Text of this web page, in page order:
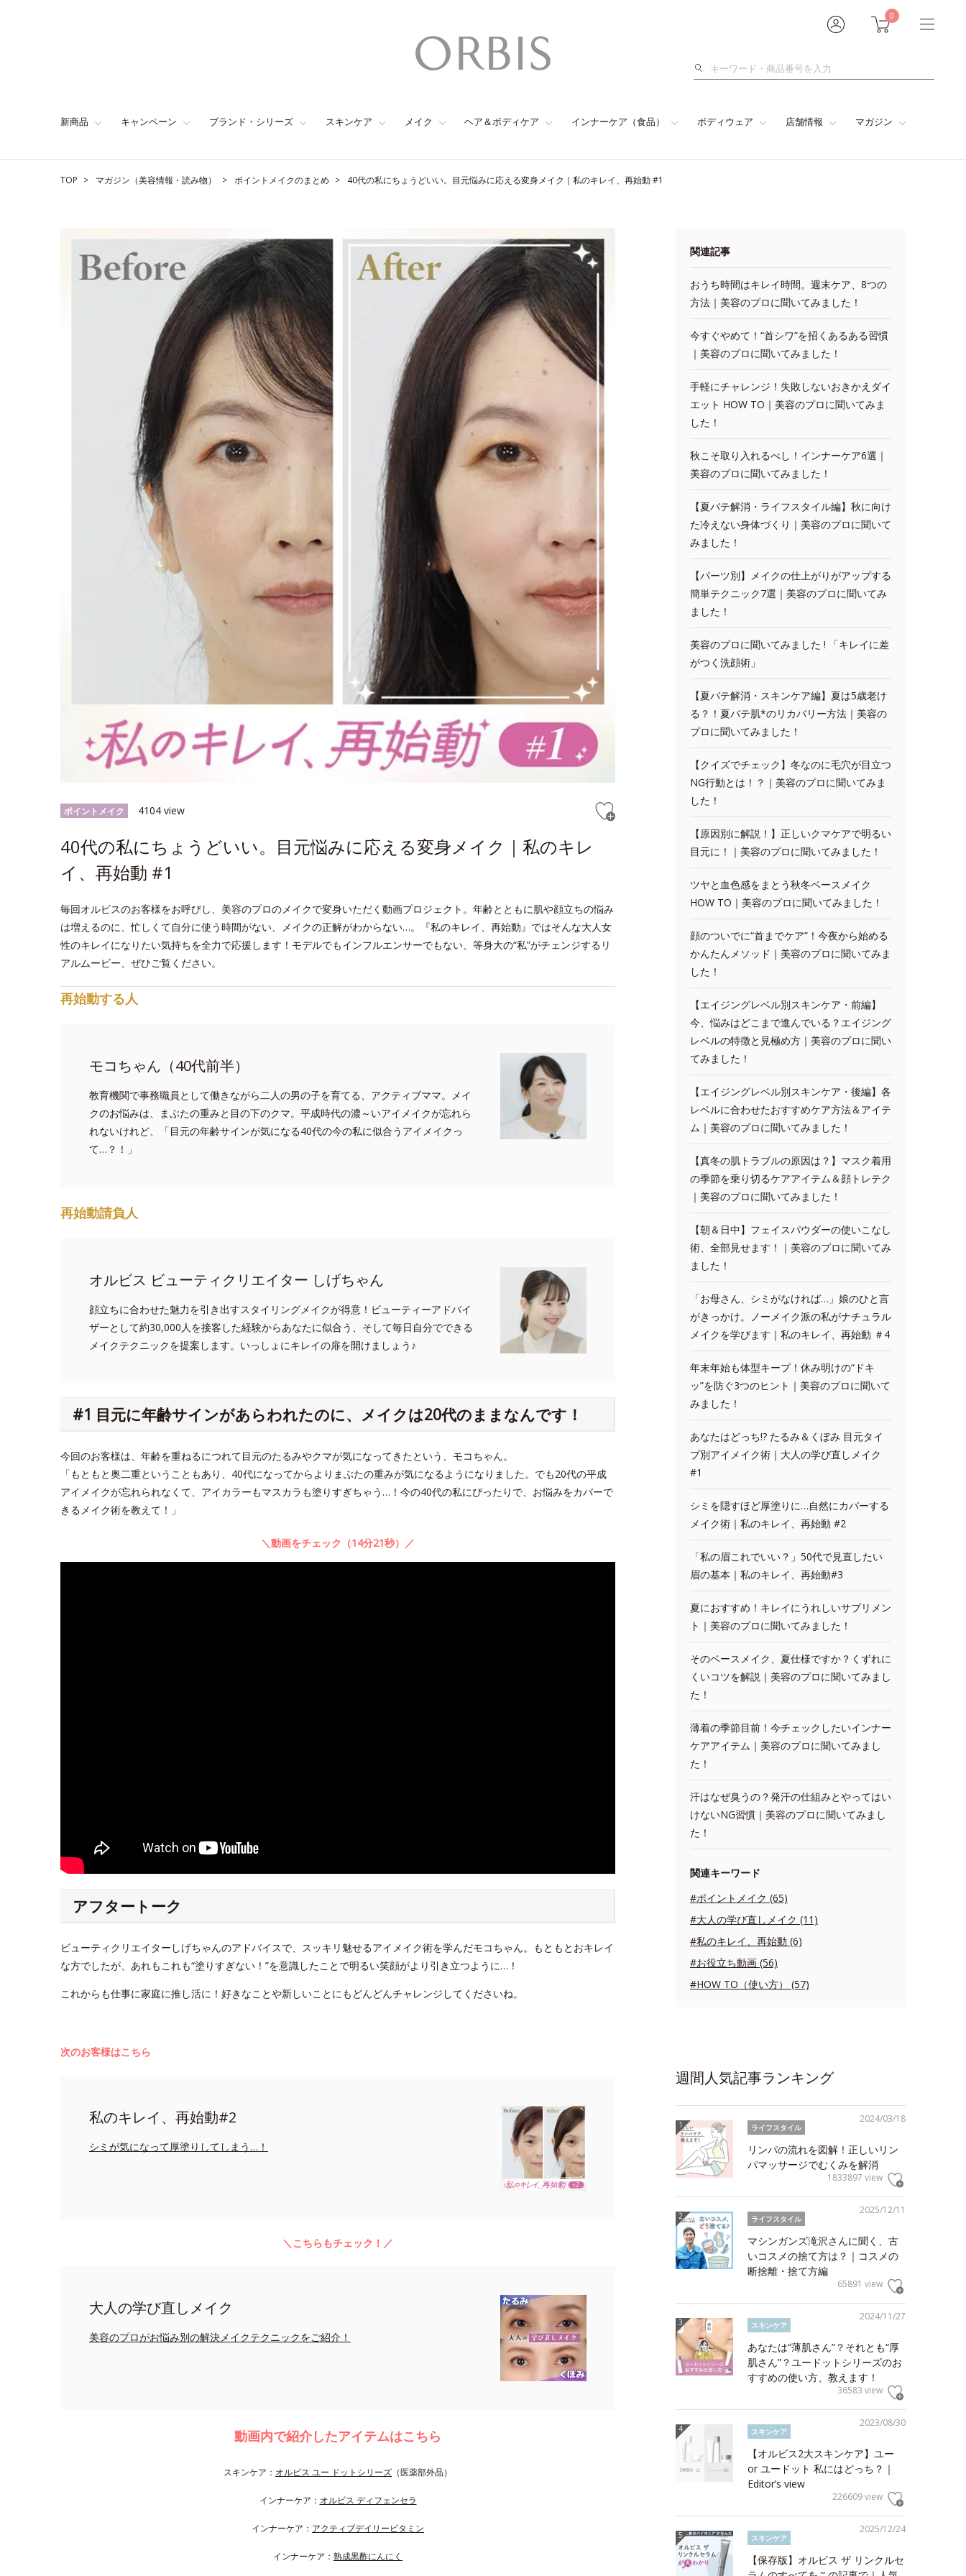
0
検
新商品 キャンペーン ブランド・シリーズ スキンケア メイク ヘア＆ボディケア インナーケア（食品） ボディウェア 店舗情報 マガジン
TOP マガジン（美容情報・読み物） ポイントメイクのまとめ 40代の私にちょうどいい。目元悩みに応える変身メイク｜私のキレイ、再始動 #1
ポイントメイク 4104 view
40代の私にちょうどいい。目元悩みに応える変身メイク｜私のキレ
イ、再始動 #1
毎回オルビスのお客様をお呼びし、美容のプロのメイクで変身いただく動画プロジェクト。年齢とともに肌や顔立ちの悩み
は増えるのに、忙しくて自分に使う時間がない、メイクの正解がわからない…。『私のキレイ、再始動』ではそんな大人女
性のキレイになりたい気持ちを全力で応援します！モデルでもインフルエンサーでもない、等身大の“私”がチェンジするリ
アルムービー、ぜひご覧ください。
再始動する人
モコちゃん（40代前半）
教育機関で事務職員として働きながら二人の男の子を育てる、アクティブママ。メイ
クのお悩みは、まぶたの重みと目の下のクマ。平成時代の濃～いアイメイクが忘れら
れないけれど、「目元の年齢サインが気になる40代の今の私に似合うアイメイクっ
て…？！」
再始動請負人
オルビス ビューティクリエイター しげちゃん
顔立ちに合わせた魅力を引き出すスタイリングメイクが得意！ビューティーアドバイ
ザーとして約30,000人を接客した経験からあなたに似合う、そして毎日自分でできる
メイクテクニックを提案します。いっしょにキレイの扉を開けましょう♪
#1 目元に年齢サインがあらわれたのに、メイクは20代のままなんです！
今回のお客様は、年齢を重ねるにつれて目元のたるみやクマが気になってきたという、モコちゃん。
「もともと奥二重ということもあり、40代になってからよりまぶたの重みが気になるようになりました。でも20代の平成
アイメイクが忘れられなくて、アイカラーもマスカラも塗りすぎちゃう…！今の40代の私にぴったりで、お悩みをカバーで
きるメイク術を教えて！」
＼動画をチェック（14分21秒）／
アフタートーク
ビューティクリエイターしげちゃんのアドバイスで、スッキリ魅せるアイメイク術を学んだモコちゃん。もともとおキレイ
な方でしたが、あれもこれも“塗りすぎない！”を意識したことで明るい笑顔がより引き立つように…！
これからも仕事に家庭に推し活に！好きなことや新しいことにもどんどんチャレンジしてくださいね。
次のお客様はこちら
私のキレイ、再始動#2
シミが気になって厚塗りしてしまう…！
＼こちらもチェック！／
大人の学び直しメイク
美容のプロがお悩み別の解決メイクテクニックをご紹介！
動画内で紹介したアイテムはこちら
スキンケア： オルビス ユー ドットシリーズ （医薬部外品）
インナーケア： オルビス ディフェンセラ
インナーケア： アクティブデイリービタミン
インナーケア： 熟成黒酢にんにく
関連記事
おうち時間はキレイ時間。週末ケア、8つの
方法｜美容のプロに聞いてみました！
今すぐやめて！“首シワ”を招くあるある習慣
｜美容のプロに聞いてみました！
手軽にチャレンジ！失敗しないおきかえダイ
エット HOW TO｜美容のプロに聞いてみま
した！
秋こそ取り入れるべし！インナーケア6選｜
美容のプロに聞いてみました！
【夏バテ解消・ライフスタイル編】秋に向け
た冷えない身体づくり｜美容のプロに聞いて
みました！
【パーツ別】メイクの仕上がりがアップする
簡単テクニック7選｜美容のプロに聞いてみ
ました！
美容のプロに聞いてみました ! 「キレイに差
がつく洗顔術」
【夏バテ解消・スキンケア編】夏は5歳老け
る？！夏バテ肌*のリカバリー方法｜美容の
プロに聞いてみました！
【クイズでチェック】冬なのに毛穴が目立つ
NG行動とは！？｜美容のプロに聞いてみま
した！
【原因別に解説！】正しいクマケアで明るい
目元に！｜美容のプロに聞いてみました！
ツヤと血色感をまとう秋冬ベースメイク
HOW TO｜美容のプロに聞いてみました！
顔のついでに“首までケア”！今夜から始める
かんたんメソッド｜美容のプロに聞いてみま
した！
【エイジングレベル別スキンケア・前編】
今、悩みはどこまで進んでいる？エイジング
レベルの特徴と見極め方｜美容のプロに聞い
てみました！
【エイジングレベル別スキンケア・後編】各
レベルに合わせたおすすめケア方法＆アイテ
ム｜美容のプロに聞いてみました！
【真冬の肌トラブルの原因は？】マスク着用
の季節を乗り切るケアアイテム＆顔トレテク
｜美容のプロに聞いてみました！
【朝＆日中】フェイスパウダーの使いこなし
術、全部見せます！｜美容のプロに聞いてみ
ました！
「お母さん、シミがなければ…」娘のひと言
がきっかけ。ノーメイク派の私がナチュラル
メイクを学びます｜私のキレイ、再始動 ＃4
年末年始も体型キープ！休み明けの“ドキ
ッ”を防ぐ3つのヒント｜美容のプロに聞いて
みました！
あなたはどっち!? たるみ＆くぼみ 目元タイ
プ別アイメイク術｜大人の学び直しメイク
#1
シミを隠すほど厚塗りに…自然にカバーする
メイク術｜私のキレイ、再始動 #2
「私の眉これでいい？」50代で見直したい
眉の基本｜私のキレイ、再始動#3
夏におすすめ！キレイにうれしいサプリメン
ト｜美容のプロに聞いてみました！
そのベースメイク、夏仕様ですか？くずれに
くいコツを解説｜美容のプロに聞いてみまし
た！
薄着の季節目前！今チェックしたいインナー
ケアアイテム｜美容のプロに聞いてみまし
た！
汗はなぜ臭うの？発汗の仕組みとやってはい
けないNG習慣｜美容のプロに聞いてみまし
た！
関連キーワード
#ポイントメイク (65)
#大人の学び直しメイク (11)
#私のキレイ、再始動 (6)
#お役立ち動画 (56)
#HOW TO（使い方） (57)
週間人気記事ランキング
2024/03/18
ライフスタイル
リンパの流れを図解！正しいリン
パマッサージでむくみを解消
1833897 view
2025/12/11
ライフスタイル
マシンガンズ滝沢さんに聞く、古
いコスメの捨て方は？｜コスメの
断捨離・捨て方編
65891 view
2024/11/27
スキンケア
あなたは“薄肌さん”？それとも“厚
肌さん”？ユードットシリーズのお
すすめの使い方、教えます！
36583 view
2023/08/30
スキンケア
【オルビス2大スキンケア】ユー
or ユードット 私にはどっち？｜
Editor’s view
226609 view
2025/12/24
スキンケア
【保存版】オルビス ザ リンクルセ